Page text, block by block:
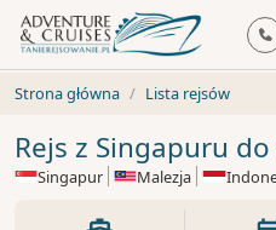
Strona główna Lista rejsów
Rejs z Singapuru
Singapur Malezja